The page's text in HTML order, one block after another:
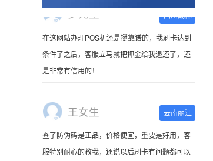
王女生
查了防伪码是正品，价格便宜，重要是好用，客
找他，非常好。
林小姐